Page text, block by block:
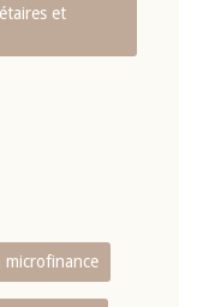
et
microfinance